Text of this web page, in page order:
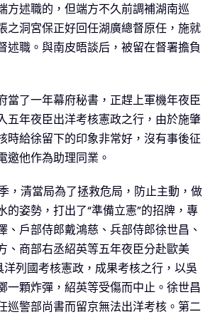
方述職的，但端方不久前調補湖南巡
之洞宮保正好回任湖廣總督原任，施就
述職。與南皮晤談后，被留在督署擔負
當了一年幕府秘書，正趕上軍機年夜臣
五年夜臣出洋考核憲政之行，由於施肇
時給徐留下的印象非常好，沒有事後征
邀他作為助理同業。
，清當局為了拯救危局，防止主動，做
的姿勢，打出了“準備立憲”的招牌，專
、戶部侍郎戴鴻慈、兵部侍郎徐世昌、
、商部右丞紹英等五年夜臣分赴歐美
列國考核憲政，成果考核之行，以吳
一顆炸彈，紹英等受傷而中止。徐世昌
巡警部尚書而留京無法出洋考核。第二